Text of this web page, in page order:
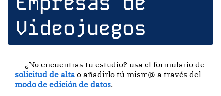
Videojuegos
¿No encuentras tu estudio? usa el formulario de
solicitud de alta o añadirlo tú mism@ a través del
modo de edición de datos.